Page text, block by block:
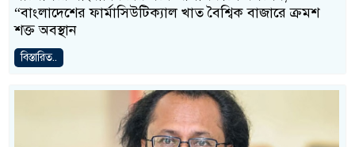
“বাংলাদেশের ফার্মাসিউটিক্যাল খাত বৈশ্বিক বাজারে ক্রমশ
শক্ত অবস্থান
বিস্তারিত..